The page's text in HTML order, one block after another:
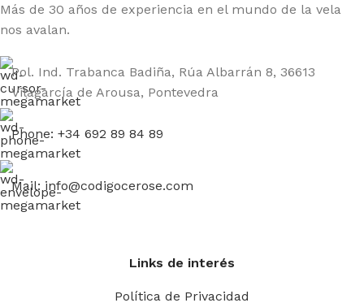
Unatienda online especializada en el mundo de la
vela ligera
¡BIENVENIDO A BORDO!
Más de 30 años de experiencia en el mundo de la vela
nos avalan.
Pol. Ind. Trabanca Badiña, Rúa Albarrán 8, 36613
Vilagarcía de Arousa, Pontevedra
Phone: +34 692 89 84 89
Mail: info@codigocerose.com
Links de interés
Política de Privacidad